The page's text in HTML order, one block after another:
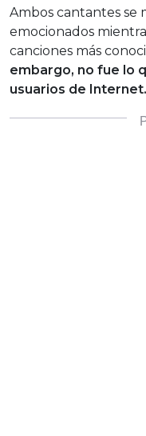
Ambos cantantes se
emocionados
canciones más
embargo, no fue lo
usuarios de Internet.